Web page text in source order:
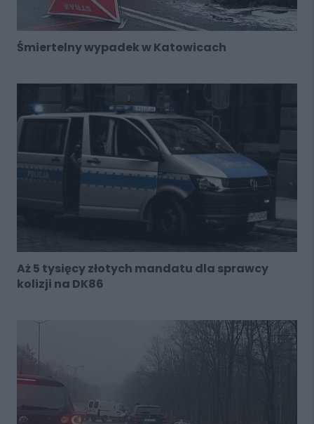
Śmiertelny wypadek w Katowicach
Aż 5 tysięcy złotych mandatu dla sprawcy
kolizji na DK86